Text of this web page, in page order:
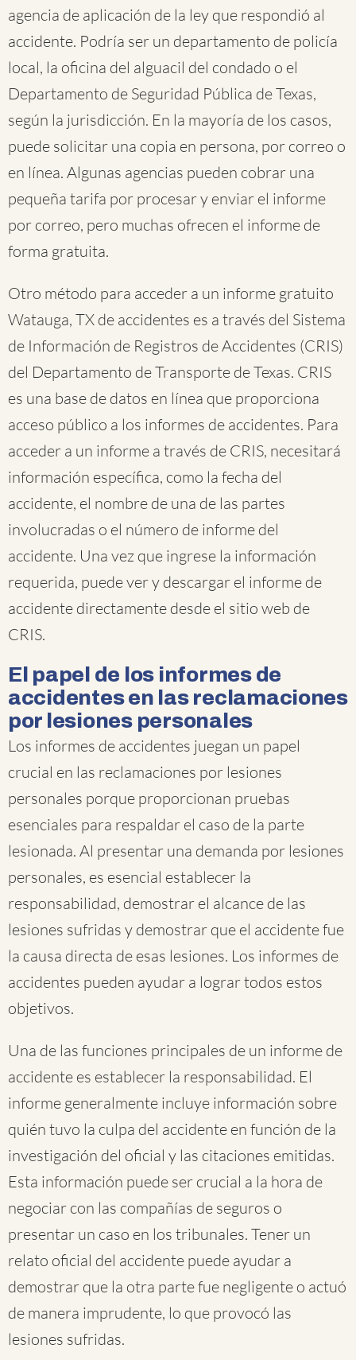
agencia de aplicación de la ley que respondió al
accidente. Podría ser un departamento de policía
local, la oficina del alguacil del condado o el
Departamento de Seguridad Pública de Texas,
según la jurisdicción. En la mayoría de los casos,
puede solicitar una copia en persona, por correo o
en línea. Algunas agencias pueden cobrar una
pequeña tarifa por procesar y enviar el informe
por correo, pero muchas ofrecen el informe de
forma gratuita.
Otro método para acceder a un informe gratuito
Watauga, TX de accidentes es a través del Sistema
de Información de Registros de Accidentes (CRIS)
del Departamento de Transporte de Texas. CRIS
es una base de datos en línea que proporciona
acceso público a los informes de accidentes. Para
acceder a un informe a través de CRIS, necesitará
información específica, como la fecha del
accidente, el nombre de una de las partes
involucradas o el número de informe del
accidente. Una vez que ingrese la información
requerida, puede ver y descargar el informe de
accidente directamente desde el sitio web de
CRIS.
El papel de los informes de
accidentes en las reclamaciones
por lesiones personales
Los informes de accidentes juegan un papel
crucial en las reclamaciones por lesiones
personales porque proporcionan pruebas
esenciales para respaldar el caso de la parte
lesionada. Al presentar una demanda por lesiones
personales, es esencial establecer la
responsabilidad, demostrar el alcance de las
lesiones sufridas y demostrar que el accidente fue
la causa directa de esas lesiones. Los informes de
accidentes pueden ayudar a lograr todos estos
objetivos.
Una de las funciones principales de un informe de
accidente es establecer la responsabilidad. El
informe generalmente incluye información sobre
quién tuvo la culpa del accidente en función de la
investigación del oficial y las citaciones emitidas.
Esta información puede ser crucial a la hora de
negociar con las compañías de seguros o
presentar un caso en los tribunales. Tener un
relato oficial del accidente puede ayudar a
demostrar que la otra parte fue negligente o actuó
de manera imprudente, lo que provocó las
lesiones sufridas.